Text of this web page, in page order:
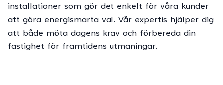
installationer som gör det enkelt för våra kunder
att göra energismarta val. Vår expertis hjälper dig
att både möta dagens krav och förbereda din
fastighet för framtidens utmaningar.